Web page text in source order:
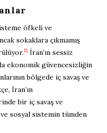
öfkeli ve
sokaklara çıkmamış
11 İran’ın sessiz
ekonomik güvencesizliğin
bölgede iç savaş ve
İran’ın
bir iç savaş ve
sosyal sistemin tümden